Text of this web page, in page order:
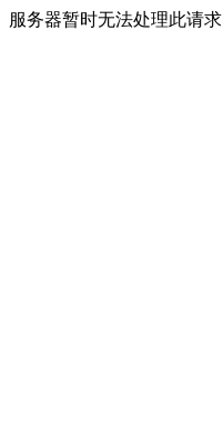
服务器暂时无法处理此请求